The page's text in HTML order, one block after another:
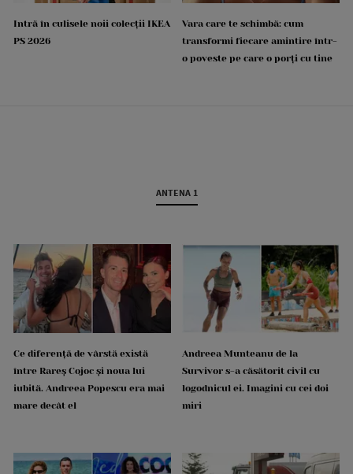
Intră în culisele noii colecții IKEA
PS 2026
Vara care te schimbă: cum
transformi fiecare amintire într-
o poveste pe care o porți cu tine
ANTENA 1
Ce diferență de vârstă există
între Rareș Cojoc și noua lui
iubită. Andreea Popescu era mai
mare decât el
Andreea Munteanu de la
Survivor s-a căsătorit civil cu
logodnicul ei. Imagini cu cei doi
miri